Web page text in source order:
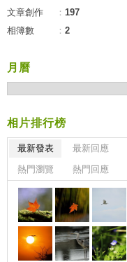
文章創作
： 197
相簿數
： 2
月曆
相片排行榜
最新發表 最新回應
熱門瀏覽
熱門回應